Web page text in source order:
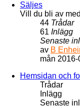
Säljes
Vill du bli av
44 Trådar
61 Inlägg
Senaste
av B
mån
Hemsidan och
Trådar
Inlägg
Senaste